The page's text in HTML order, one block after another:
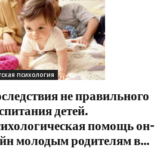
психология
не правильного
детей.
помощь он-
молодым родителям в...